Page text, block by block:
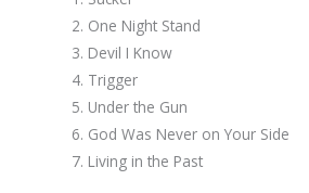
One Night Stand
Devil I Know
Trigger
Under the Gun
God Was Never on Your Side
Living in the Past